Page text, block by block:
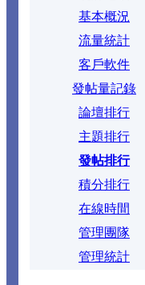
基本概況
流量統計
客戶軟件
發帖量記錄
論壇排行
主題排行
發帖排行
積分排行
在線時間
管理團隊
管理統計